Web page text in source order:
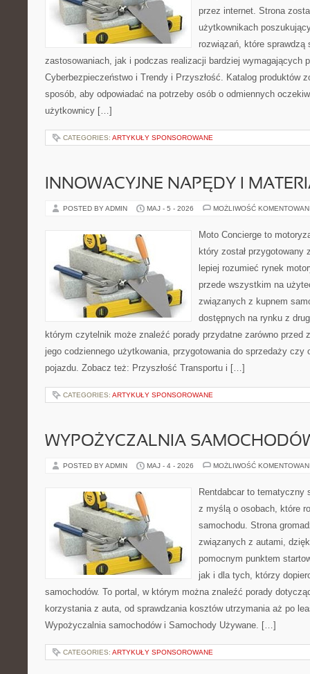
przez internet. Strona
użytkownikach
rozwiązań, które sprawdzą
zastosowaniach, jak i podczas realizacji bardziej wymagających
Cyberbezpieczeństwo i Trendy i Przyszłość. Katalog produktów
sposób, aby odpowiadać na potrzeby osób o odmiennych
użytkownicy […]
CATEGORIES: ARTYKUŁY SPONSOROWANE
INNOWACYJNE NAPĘDY I
POSTED BY ADMIN MAJ - 5 - 2026 MOŻLIWOŚĆ
Moto Concierge to
który został
lepiej rozumieć rynek
przede wszystkim na
związanych z kupnem
dostępnych na rynku z
którym czytelnik może znaleźć porady przydatne zarówno przed
jego codziennego użytkowania, przygotowania do sprzedaży czy
pojazdu. Zobacz też: Przyszłość Transportu i […]
CATEGORIES: ARTYKUŁY SPONSOROWANE
WYPOŻYCZALNIA
POSTED BY ADMIN MAJ - 4 - 2026 MOŻLIWOŚĆ
Rentdabcar to tematyczny
z myślą o osobach, które
samochodu. Strona
związanych z autami,
pomocnym punktem
jak i dla tych, którzy
samochodów. To portal, w którym można znaleźć porady
korzystania z auta, od sprawdzania kosztów utrzymania aż po
Wypożyczalnia samochodów i Samochody Używane. […]
CATEGORIES: ARTYKUŁY SPONSOROWANE